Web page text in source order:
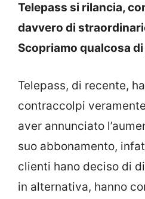
Telepass si rilancia,
davvero di
Scopriamo qualcosa
Telepass, di recente,
contraccolpi
aver annunciato
suo abbonamento,
clienti hano deciso di
in alternativa, hanno